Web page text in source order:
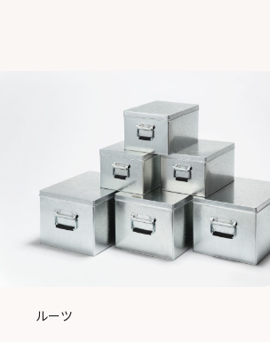
ルーツ